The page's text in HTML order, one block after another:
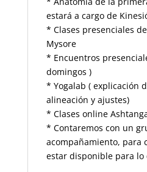
estará a cargo de
* Clases presenciales
Mysore
* Encuentros
domingos )
* Yogalab ( explicación
alineación y ajustes)
* Clases online
* Contaremos con un
acompañamiento, para
estar disponible para lo